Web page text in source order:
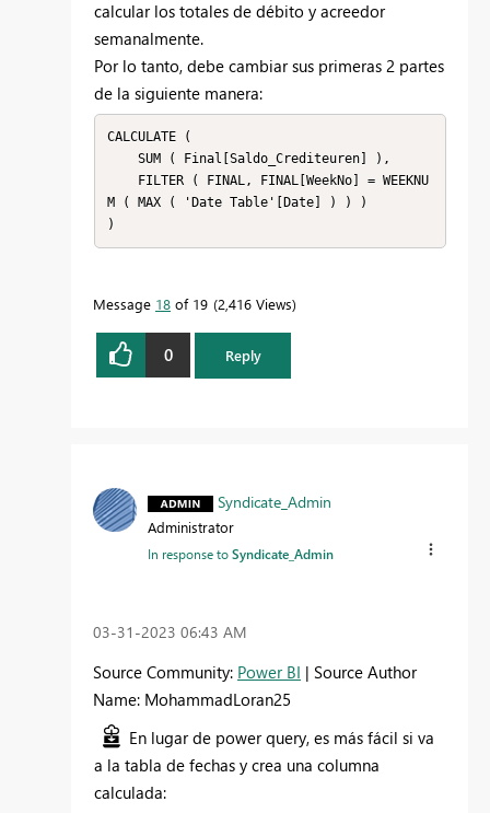
calcular los totales de débito y acreedor
semanalmente.
Por lo tanto, debe cambiar sus primeras 2 partes
de la siguiente manera:
CALCULATE (
M ( MAX ( 'Date Table'[Date] ) ) )
)
Message 18 of 19 2,416 Views
0 Reply
Syndicate_Admin
Administrator
In response toSyndicate_Admin
‎03-31-2023 06:43 AM
Source Community: Power BI | Source Author
Name: MohammadLoran25
En lugar de power query, es más fácil si va
a la tabla de fechas y crea una columna
calculada: